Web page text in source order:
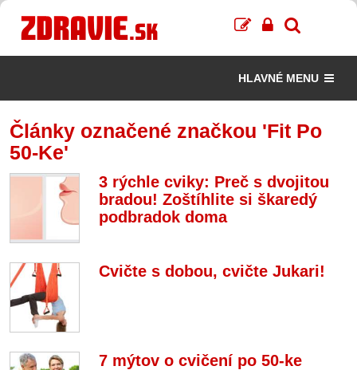
HLAVNÉ MENU
Články označené značkou 'Fit Po
50-Ke'
3 rýchle cviky: Preč s dvojitou
bradou! Zoštíhlite si škaredý
podbradok doma
Cvičte s dobou, cvičte Jukari!
7 mýtov o cvičení po 50-ke